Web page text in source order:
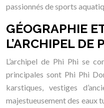
passionnés de sports
GÉOGRAPHIE
L’ARCHIPEL DE
L’archipel de Phi Phi se
principales sont Phi Phi
karstiques, vestiges
majestueusement des eaux